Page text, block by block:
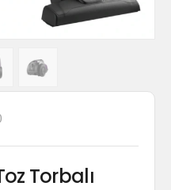
Torbalı